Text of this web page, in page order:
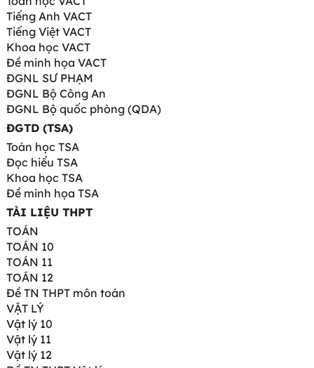
Tiếng Anh VACT
Tiếng Việt VACT
Khoa học VACT
Đề minh họa VACT
ĐGNL SƯ PHẠM
ĐGNL Bộ Công An
ĐGNL Bộ quốc phòng (QDA)
ĐGTD (TSA)
Toán học TSA
Đọc hiểu TSA
Khoa học TSA
Đề minh họa TSA
TÀI LIỆU THPT
TOÁN
TOÁN 10
TOÁN 11
TOÁN 12
Đề TN THPT môn toán
VẬT LÝ
Vật lý 10
Vật lý 11
Vật lý 12